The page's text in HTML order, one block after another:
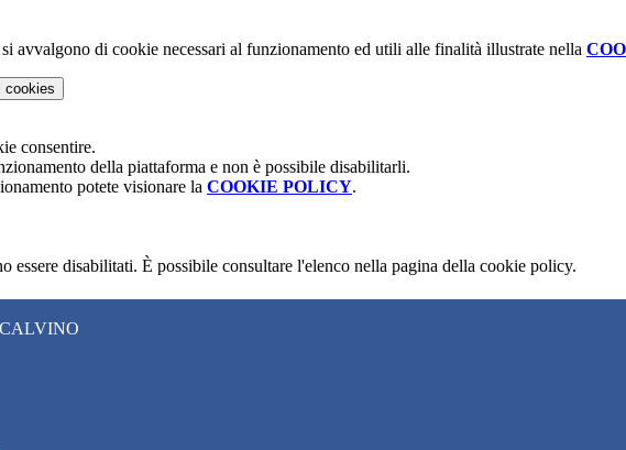
avvalgono di cookie necessari al funzionamento ed utili alle finalità illustrate nella
cookies
consentire.
della piattaforma e non è possibile disabilitarli.
potete visionare la COOKIE POLICY.
essere disabilitati. È possibile consultare l'elenco nella pagina della cookie policy.